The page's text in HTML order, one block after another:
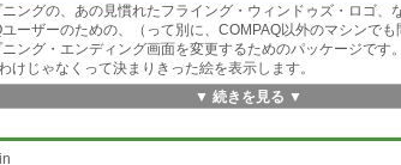
ングの、あの見慣れたフライング・ウィンドゥズ・ロゴ、
ーザーのための、（って別に、COMPAQ以外のマシンでも
ング・エンディング画面を変更するためのパッケージです
けじゃなくって決まりきった絵を表示します。
入れちゃうと、評判いいかもしれないし、怒られるかもし
、絵を元にもどすためのバッチ・ファイルも付属していま
▼ 続きを見る ▼